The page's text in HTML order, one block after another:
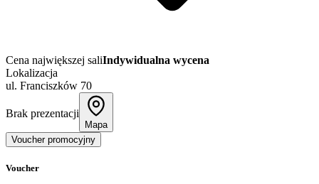
Cena największej saliIndywidualna wycena
Lokalizacja
ul. Franciszków 70
Brak prezentacji
Mapa
Voucher promocyjny
Voucher